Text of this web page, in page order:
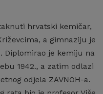
hrvatski kemičar,
a gimnaziju je
Diplomirao je kemiju na
1942., a zatim odlazi
odjela ZAVNOH-a.